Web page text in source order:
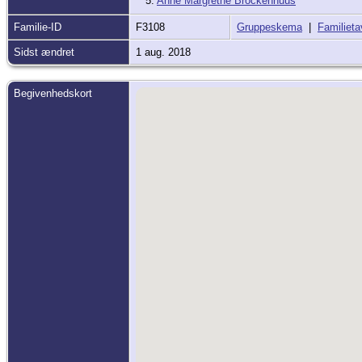
Familie-ID F3108 Gruppeskema|
Sidst ændret 1 aug. 2018
Begivenhedskort